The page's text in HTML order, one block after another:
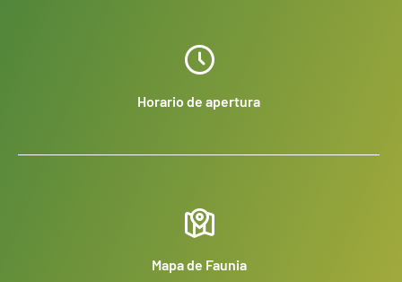
Horario de apertura
Mapa de Faunia